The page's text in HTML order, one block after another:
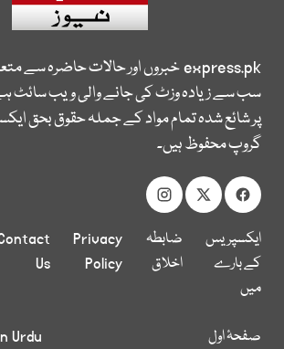
express.pkخبروں اور حالات حاضرہ سے
سب سے زیادہ وزٹ کی جانے والی ویب سائٹ
پر شائع شدہ تمام مواد کے جملہ حقوق بحق
گروپ محفوظ ہیں۔
ایکسپریس
کے بارے
میں
ضابطہ
اخلاق
Privacy
Policy
Us
صفحۂ اول
Urdu